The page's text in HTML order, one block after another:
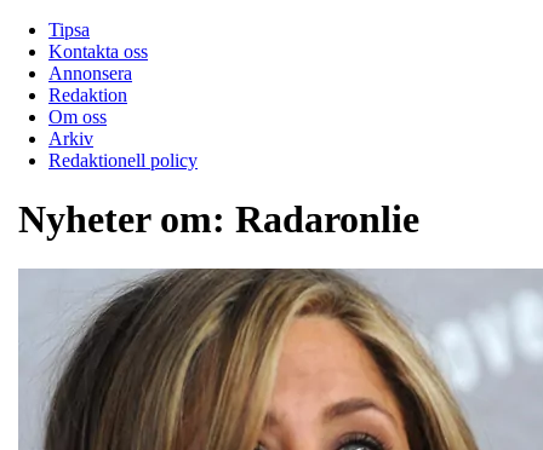
Tipsa
Kontakta oss
Annonsera
Redaktion
Om oss
Arkiv
Redaktionell policy
Nyheter om: Radaronlie